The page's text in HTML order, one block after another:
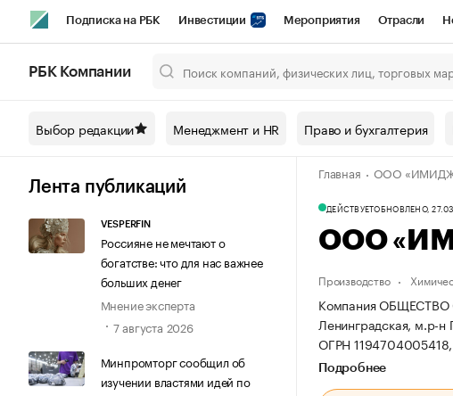
Подписка на РБК Инвестиции Мероприятия Отрасли
Спецпроекты СПб Конференции СПб Спецпроекты
Технологии и медиа Рынок наличной валюты
РБК Компании
Выбор редакции Менеджмент и HR Право и бухгалтерия
Лента публикаций
VESPERFIN
Россияне не мечтают о
богатстве: что для нас важнее
больших денег
Мнение эксперта
7 августа 2026
Минпромторг сообщил об
изучении властями идей по
Главная ООО
ДЕЙСТВУЕТОБНОВЛЕНО,
ООО
Производство
Компания ОБЩЕСТВО
Ленинградская, м.р-н
ОГРН
Подробнее